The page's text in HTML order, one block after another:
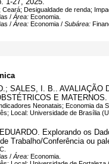
Desigualdade de renda;
/ Área: Economia.
/ Área: Economia / Subárea:
SALES, I. B.. AVALIAÇÃO
E
Neonatais; Economia da
Local: Universidade de Brasília
Explorando os
Trabalho/Conferência ou
/ Área: Economia.